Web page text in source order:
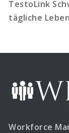
TestoLink
tägliche
Workforce